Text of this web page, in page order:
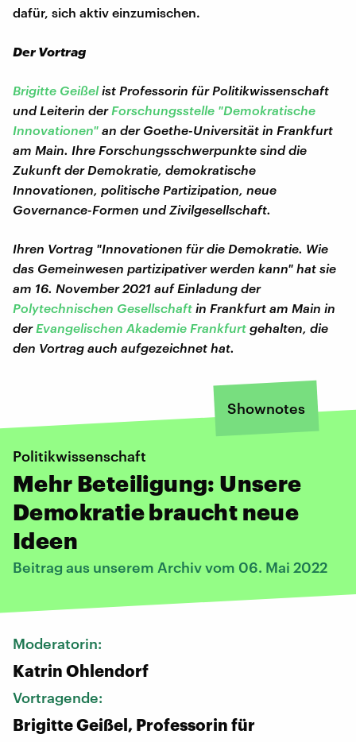
dafür, sich aktiv einzumischen.
Der Vortrag
Brigitte Geißelist Professorin für Politikwissenschaft
und Leiterin der Forschungsstelle "Demokratische
Innovationen" an der Goethe-Universität in Frankfurt
am Main. Ihre Forschungsschwerpunkte sind die
Zukunft der Demokratie, demokratische
Innovationen, politische Partizipation, neue
Governance-Formen und Zivilgesellschaft.
Ihren Vortrag "Innovationen für die Demokratie. Wie
das Gemeinwesen partizipativer werden kann" hat sie
am 16. November 2021 auf Einladung der
Polytechnischen Gesellschaft in Frankfurt am Main in
der Evangelischen Akademie Frankfurt gehalten, die
den Vortrag auch aufgezeichnet hat.
Shownotes
Politikwissenschaft
Mehr Beteiligung: Unsere
Demokratie braucht neue
Ideen
Beitrag aus unserem Archiv vom 06. Mai 2022
Moderatorin:
Katrin Ohlendorf
Vortragende:
Brigitte Geißel, Professorin für